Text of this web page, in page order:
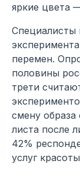
яркие цвета
Специалисты
перемен.
половины
трети
смену образа
листа после
42%
услуг